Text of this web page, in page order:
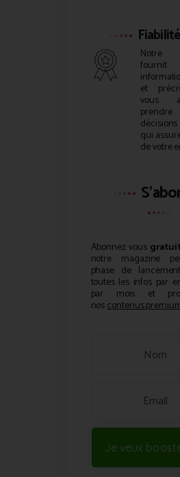
Fiabilité
Notre
et
vous
qui
de votre
Abonnez vous
notre magazine
phase de
toutes les infos par
par mois et
noscontenus
Je veux